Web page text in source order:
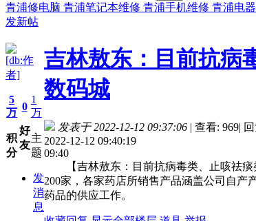
青浦修电脑 青浦笔记本维修 青浦手机维修 青浦电
发新帖
[db:作
者]
5
万
积
分
0
好
友
1
万
主
题
发
消
息
吉林敖东：目前抗病
数码城
发表于 2022-12-12 09:37:06 | 查看: 969|
2022-12-12 09:40:19
09:40
【吉林敖东：目前抗病毒类、止咳祛痰
200家，各家药店所销售产品涵盖公司自
药品的供应工作。